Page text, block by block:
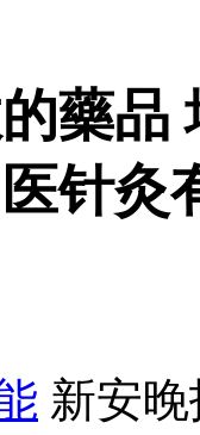
藥品
针灸
新安